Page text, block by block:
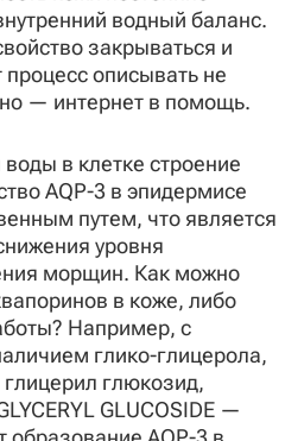
водный баланс.
закрываться и
процесс описывать не
— интернет в помощь.
AQP-3 в эпидермисе
путем, что является
уровня
морщин. Как можно
в коже, либо
Например, с
глико-глицерола,
глюкозид,
GLUCOSIDE —